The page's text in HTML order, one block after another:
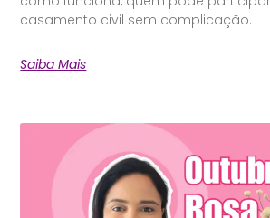
casamento civil sem complicação.
Saiba Mais